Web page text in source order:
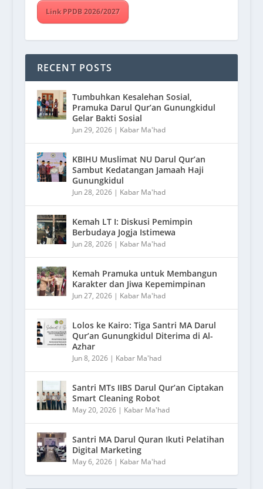
Link PPDB 2026/2027
RECENT POSTS
Tumbuhkan Kesalehan Sosial,
Pramuka Darul Qur’an Gunungkidul
Gelar Bakti Sosial
Jun 29, 2026| Kabar Ma'had
KBIHU Muslimat NU Darul Qur’an
Sambut Kedatangan Jamaah Haji
Gunungkidul
Jun 28, 2026| Kabar Ma'had
Kemah LT I: Diskusi Pemimpin
Berbudaya Jogja Istimewa
Jun 28, 2026| Kabar Ma'had
Kemah Pramuka untuk Membangun
Karakter dan Jiwa Kepemimpinan
Jun 27, 2026| Kabar Ma'had
Lolos ke Kairo: Tiga Santri MA Darul
Qur’an Gunungkidul Diterima di Al-
Azhar
Jun 8, 2026| Kabar Ma'had
Santri MTs IIBS Darul Qur’an Ciptakan
Smart Cleaning Robot
May 20, 2026| Kabar Ma'had
Santri MA Darul Quran Ikuti Pelatihan
Digital Marketing
May 6, 2026| Kabar Ma'had